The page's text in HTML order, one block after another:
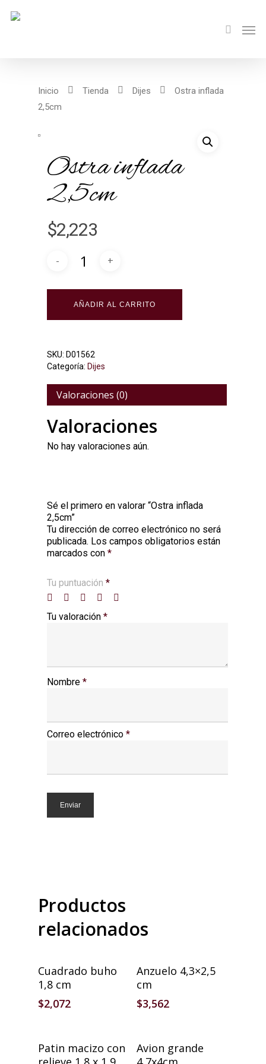
Inicio Tienda Dijes
Ostra inflada
2,5cm
Ostra inflada
2,5cm
$2,223
AÑADIR AL CARRITO
SKU: D01562
Categoría: Dijes
Valoraciones (0)
Valoraciones
No hay valoraciones aún.
Sé el primero en valorar “Ostra inflada
2,5cm”
Tu dirección de correo electrónico no será
publicada. Los campos obligatorios están
marcados con *
Tu puntuación *
Tu valoración *
Nombre *
Correo electrónico *
Alternative:
Productos
relacionados
Añadir Al Carrito
Cuadrado buho
1,8 cm
$2,072
Añadir Al Carrito
Anzuelo 4,3×2,5
cm
$3,562
Patin macizo con
Añadir Al Carrito
Avion grande